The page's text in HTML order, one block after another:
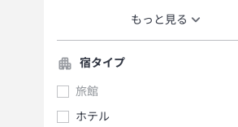
もっと見る
宿タイプ
旅館
ホテル